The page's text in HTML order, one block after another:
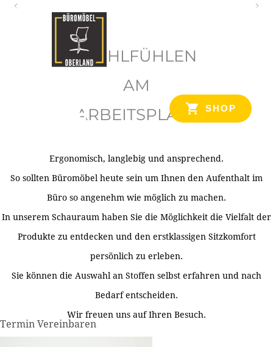
SHOP
WOHLFÜHLEN
AM
ARBEITSPLATZ
Ergonomisch, langlebig und ansprechend.
So sollten Büromöbel heute sein um Ihnen den Aufenthalt im
Büro so angenehm wie möglich zu machen.
In unserem Schauraum haben Sie die Möglichkeit die Vielfalt der
Produkte zu entdecken und den erstklassigen Sitzkomfort
persönlich zu erleben.
Sie können die Auswahl an Stoffen selbst erfahren und nach
Bedarf entscheiden.
Wir freuen uns auf Ihren Besuch.
Termin Vereinbaren